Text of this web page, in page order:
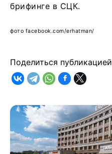
брифинге в СЦК.
фото facebook.com/erhatman/
Поделиться публикацией